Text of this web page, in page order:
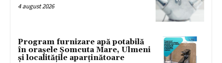
4 august 2026
Program furnizare apă potabilă
în orașele Șomcuta Mare, Ulmeni
și localitățile aparținătoare